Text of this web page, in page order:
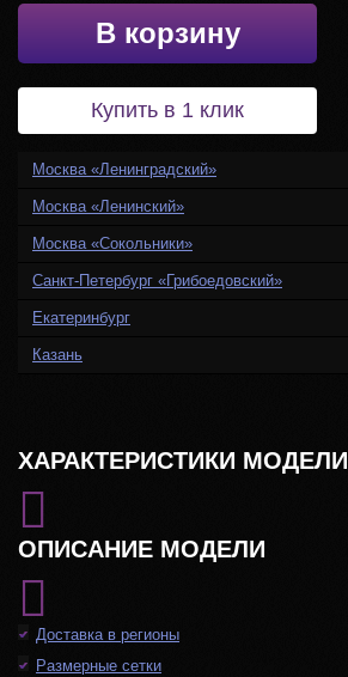
В корзину
Купить в 1 клик
Москва «Ленинградский»
Москва «Ленинский»
Москва «Сокольники»
Санкт-Петербург «Грибоедовский»
Екатеринбург
Казань
ХАРАКТЕРИСТИКИ МОДЕЛИ
ОПИСАНИЕ МОДЕЛИ
Доставка в регионы
Размерные сетки